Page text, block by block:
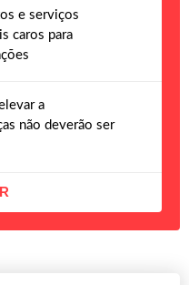
e serviços
caros para
a
não deverão ser